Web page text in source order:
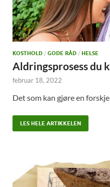
KOSTHOLD / GODE RÅD / HELSE
Aldringsprosess du
februar 18, 2022
Det som kan gjøre en
LES HELE ARTIKKELEN